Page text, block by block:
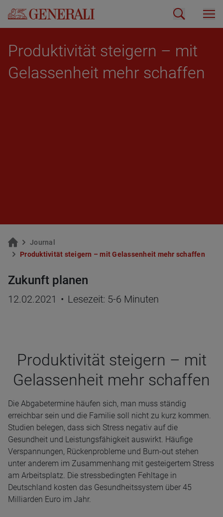
Pro­duk­ti­vi­tät stei­gern – mit
Ge­las­sen­heit mehr schaf­fen
Jour­nal
Pro­duk­ti­vi­tät stei­gern – mit Ge­las­sen­heit mehr schaf­fen
Zukunft planen
12.02.2021 • Lesezeit: 5-6 Minuten
Pro­duk­ti­vi­tät stei­gern – mit
Gelas­sen­heit mehr schaf­fen
Die Abgabetermine häufen sich, man muss ständig
erreichbar sein und die Familie soll nicht zu kurz kommen.
Studien belegen, dass sich Stress negativ auf die
Gesundheit und Leistungsfähigkeit auswirkt. Häufige
Verspannungen, Rückenprobleme und Burn-out stehen
unter anderem im Zusammenhang mit gesteigertem Stress
am Arbeitsplatz. Die stressbedingten Fehltage in
Deutschland kosten das Gesundheitssystem über 45
Milliarden Euro im Jahr.